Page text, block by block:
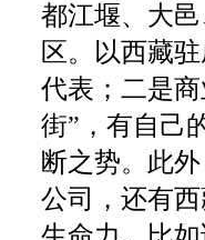
都江堰、大
区。以西藏
代表；二是
街”，有自己
断之势。此
公司，还有